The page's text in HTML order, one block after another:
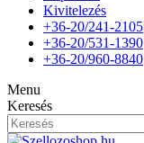
Kivitelezés
+36-20/241-2105
+36-20/531-1390
+36-20/960-8840
Menu
Keresés